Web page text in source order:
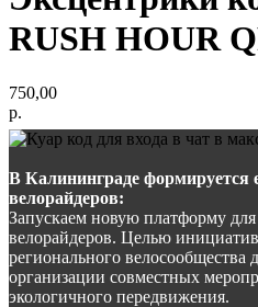
RUSH HOUR
750,00
р.
В Калининграде формируется
велорайдеров:
Запускаем новую платформу
велорайдеров. Целью
регионального велосообщества
организации совместных
экологичного передвижения.